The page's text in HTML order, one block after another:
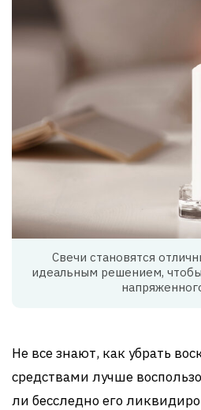
Свечи становятся
идеальным решением,
Не все знают, как убрать
средствами лучше
ли бесследно его